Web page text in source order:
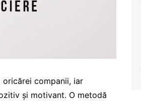
companii, iar
și motivant. O metodă